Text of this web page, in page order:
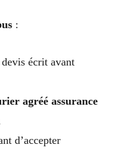
:
écrit avant
agréé assurance
d’accepter